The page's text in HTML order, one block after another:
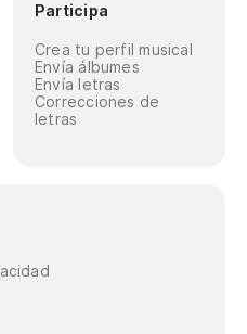
Participa
Crea tu perfil musical
Envía álbumes
Envía letras
Correcciones de
letras